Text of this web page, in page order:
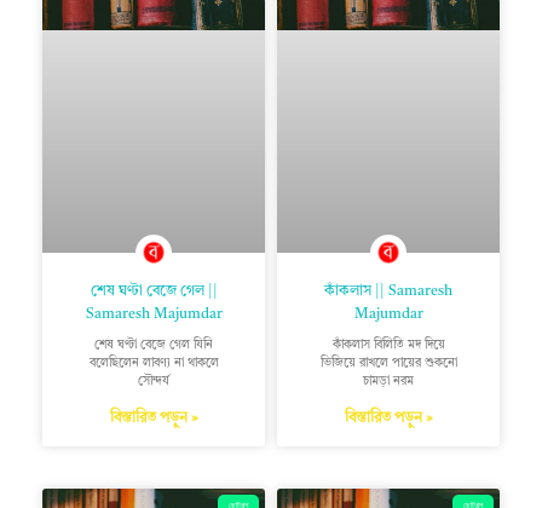
শেষ ঘণ্টা বেজে গেল ||
Samaresh Majumdar
শেষ ঘণ্টা বেজে গেল যিনি
বলেছিলেন লাবণ্য না থাকলে
সৌন্দর্য
বিস্তারিত পড়ুন »
কাঁকলাস || Samaresh
Majumdar
কাঁকলাস বিলিতি মদ দিয়ে
ভিজিয়ে রাখলে পায়ের শুকনো
চামড়া নরম
বিস্তারিত পড়ুন »
ছোটগল্প ছোটগল্প